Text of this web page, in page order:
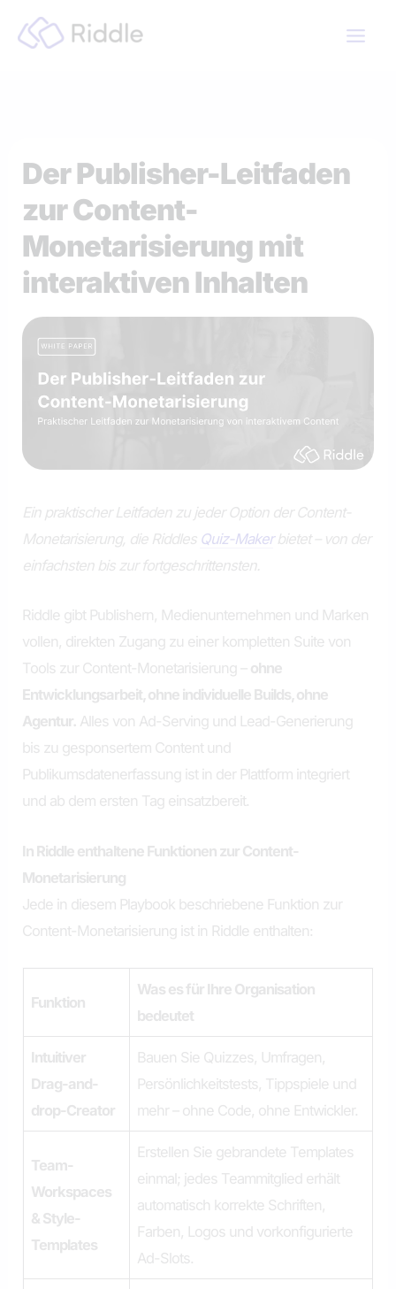
Inhalt
Der Publisher-Leitfaden
zur Content-
Monetarisierung mit
interaktiven Inhalten
Ein praktischer Leitfaden zu jeder Option der Content-
Monetarisierung, die Riddles Quiz-Makerbietet – von der
einfachsten bis zur fortgeschrittensten.
Riddle gibt Publishern, Medienunternehmen und Marken
vollen, direkten Zugang zu einer kompletten Suite von
Tools zur Content-Monetarisierung – ohne
Entwicklungsarbeit, ohne individuelle Builds, ohne
Agentur. Alles von Ad-Serving und Lead-Generierung
bis zu gesponsertem Content und
Publikumsdatenerfassung ist in der Plattform integriert
und ab dem ersten Tag einsatzbereit.
In Riddle enthaltene Funktionen zur Content-
Monetarisierung
Jede in diesem Playbook beschriebene Funktion zur
Content-Monetarisierung ist in Riddle enthalten:
Funktion
Was es für Ihre Organisation
bedeutet
Intuitiver
Drag-and-
drop-Creator
Bauen Sie Quizzes, Umfragen,
Persönlichkeitstests, Tippspiele und
mehr – ohne Code, ohne Entwickler.
Team-
Workspaces
& Style-
Templates
Erstellen Sie gebrandete Templates
einmal; jedes Teammitglied erhält
automatisch korrekte Schriften,
Farben, Logos und vorkonfigurierte
Ad-Slots.